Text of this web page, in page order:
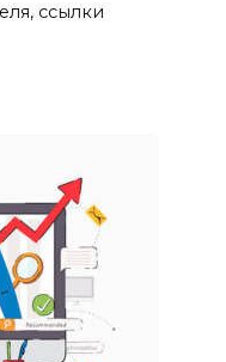
ссылки